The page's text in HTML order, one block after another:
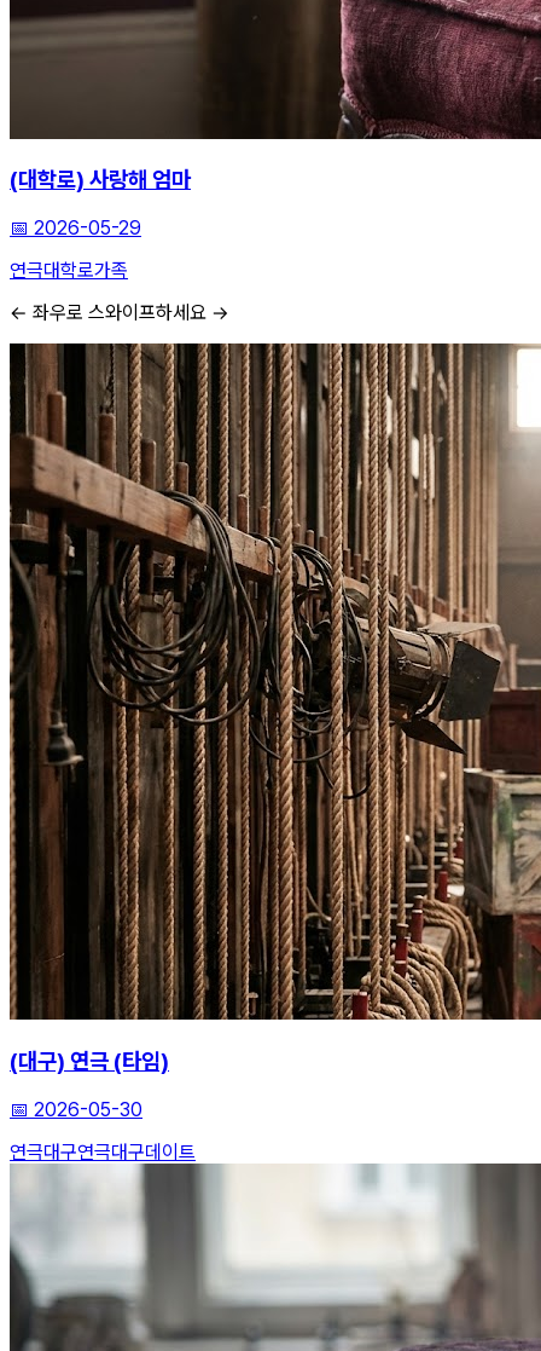
(대학로) 사랑해 엄마
📅 2026-05-29
연극대학로가족
← 좌우로 스와이프하세요 →
(대구) 연극 (타임)
📅 2026-05-30
연극대구연극대구데이트